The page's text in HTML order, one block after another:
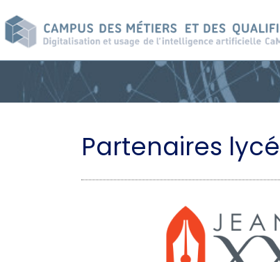
au
contenu
principal
Partenaires